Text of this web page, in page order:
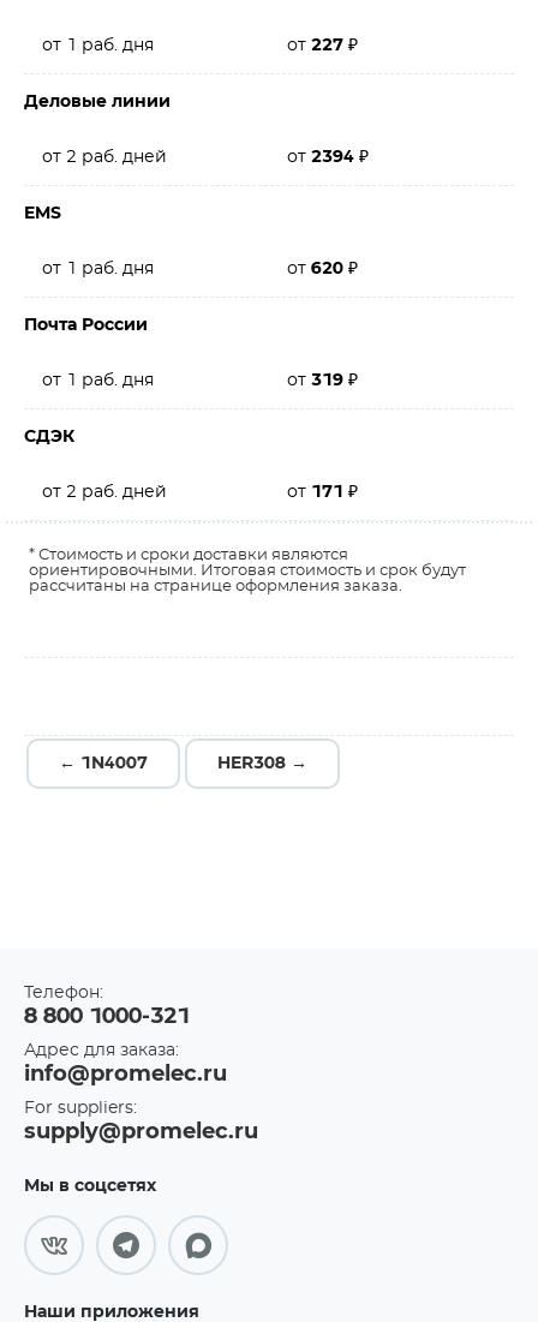
от 1 раб. дня от 227 ₽
Деловые линии
от 2 раб. дней от 2394 ₽
EMS
от 1 раб. дня от 620 ₽
Почта России
от 1 раб. дня от 319 ₽
СДЭК
от 2 раб. дней от 171 ₽
* Стоимость и сроки доставки являются
ориентировочными. Итоговая стоимость и срок будут
рассчитаны на странице оформления заказа.
← 1N4007 HER308 →
Телефон:
8 800 1000-321
Адрес для заказа:
info@promelec.ru
For suppliers:
supply@promelec.ru
Мы в соцсетях
Наши приложения